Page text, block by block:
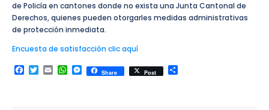
de Policía en cantones donde no exista una Junta Cantonal de
Derechos, quienes pueden otorgarles medidas administrativas
de protección inmediata.
Encuesta de satisfacción clic aquí
Facebook
Twitter
EmailWhatsApp
Messenger
Share Post